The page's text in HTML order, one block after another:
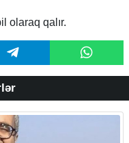
olaraq qalır.